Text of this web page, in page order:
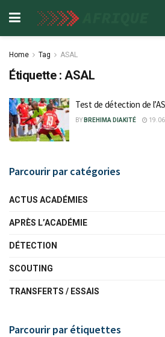
Home Tag ASAL
Étiquette :ASAL
Test de détection de
BY BREHIMA DIAKITÉ
Parcourir par catégories
ACTUS ACADÉMIES
APRÈS L’ACADÉMIE
DÉTECTION
SCOUTING
TRANSFERTS / ESSAIS
Parcourir par étiquettes